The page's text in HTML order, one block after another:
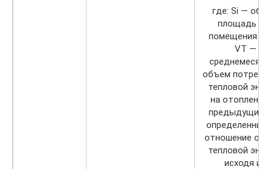
где: Si —
площадь i-
помещения
VТ —
объем
тепловой
на отопление
предыдущий
определенный
отношение
тепловой
исходя из